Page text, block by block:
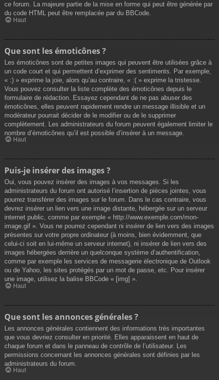
ce forum. La majeure partie de la mise en forme qui peut être générée par
du code HTML peut être remplacée par du BBCode.
Haut
Que sont les émoticônes ?
Les émoticônes sont de petites images qui peuvent être utilisées grâce à
un code court et qui permettent d’exprimer des sentiments. Par exemple,
« :) » exprime la joie, alors qu’au contraire, « :( » exprime la tristesse.
Vous pouvez consulter la liste complète des émoticônes depuis le
formulaire de rédaction. Essayez cependant de ne pas abuser des
émoticônes, elles peuvent rapidement rendre un message illisible et un
modérateur pourrait décider de le modifier ou de le supprimer
complètement. Les administrateurs du forum peuvent également limiter le
nombre d’émoticônes qu’il est possible d’insérer à un message.
Haut
Puis-je insérer des images ?
Oui, vous pouvez insérer des images à vos messages. Si les
administrateurs du forum ont autorisé l’insertion de pièces jointes, vous
pourrez transférer des images sur le forum. Dans le cas contraire, vous
devrez insérer un lien vers une image distante, hébergée sur un serveur
internet public, comme par exemple « http://www.exemple.com/mon-
image.gif ». Vous ne pourrez cependant ni insérer de lien vers des images
présentes sur votre propre ordinateur (à moins, bien évidemment, que
celui-ci soit en lui-même un serveur internet), ni insérer de lien vers des
images hébergées derrière un quelconque système d’authentification,
comme par exemple les services de messagerie électronique de Outlook
ou de Yahoo, les sites protégés par un mot de passe, etc. Pour insérer
une image, utilisez la balise BBCode « [img] ».
Haut
Que sont les annonces générales ?
Les annonces générales contiennent des informations très importantes
que vous devriez consulter en priorité. Elles apparaissent en haut de
chaque forum et dans le panneau de contrôle de l’utilisateur. Les
permissions concernant les annonces générales sont définies par les
administrateurs du forum.
Haut